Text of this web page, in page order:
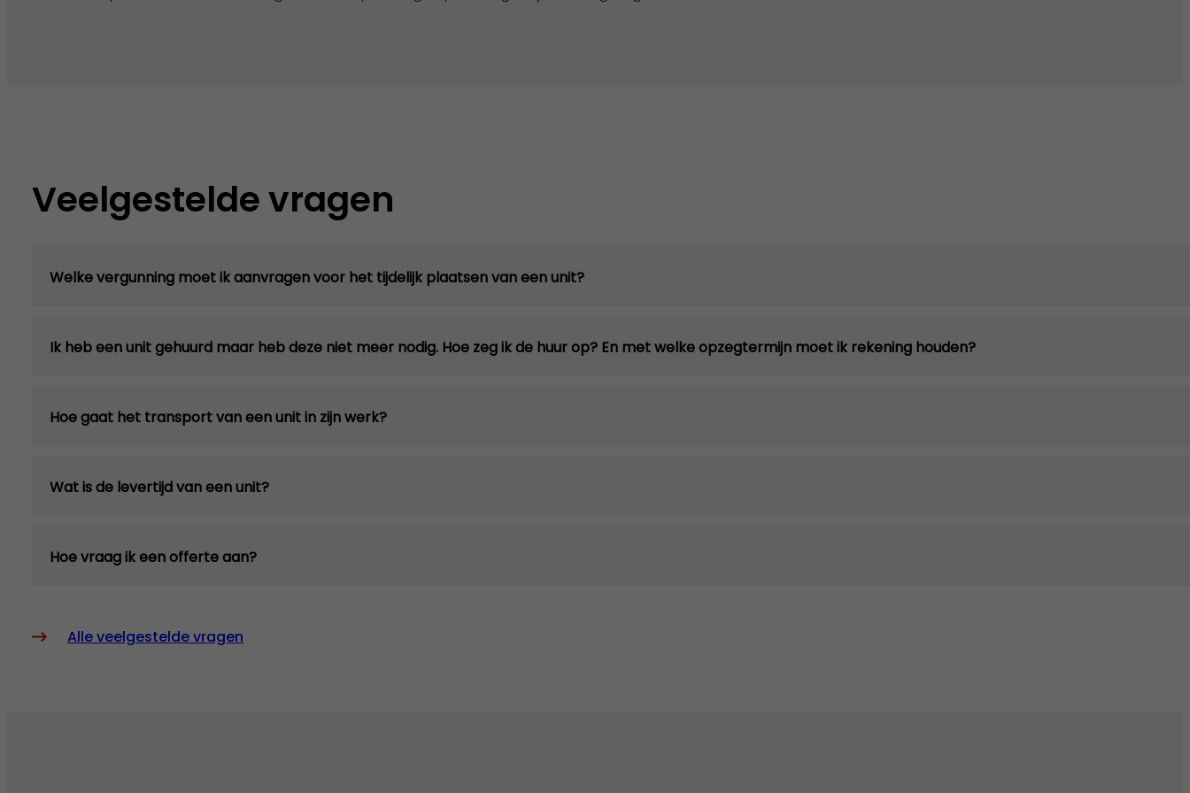
Veelgestelde vragen
Welke vergunning moet ik aanvragen voor het tijdelijk plaatsen van een unit?
Ik heb een unit gehuurd maar heb deze niet meer nodig. Hoe zeg ik de huur op? En met welke opzegtermijn moet ik rekening houden?
Hoe gaat het transport van een unit in zijn werk?
Wat is de levertijd van een unit?
Hoe vraag ik een offerte aan?
Alle veelgestelde vragen